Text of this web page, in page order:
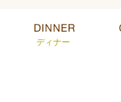
ディナー